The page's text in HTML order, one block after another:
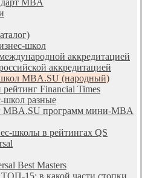
школ
аккредитацией
аккредитацией
MBA.SU (народный)
Financial Times
школ разные
MBA.SU программ мини-MBA
школы в рейтингах QS
Best Masters
15: в какой части стопки